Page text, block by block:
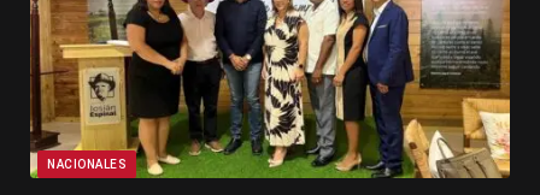
NACIONALES